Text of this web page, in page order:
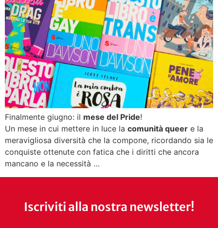
Finalmente giugno: il mese del Pride!
Un mese in cui mettere in luce la comunità queer e la
meravigliosa diversità che la compone, ricordando sia le
conquiste ottenute con fatica che i diritti che ancora
mancano e la necessità …
Iscriviti alla nostra newsletter!